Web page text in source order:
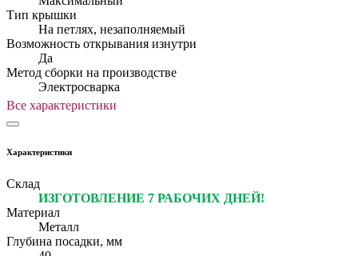
Тип крышки
На петлях, незаполняемый
Возможность открывания изнутри
Да
Метод сборки на производстве
Электросварка
Все характеристики
Характеристики
Склад
ИЗГОТОВЛЕНИЕ 7 РАБОЧИХ ДНЕЙ!
Материал
Металл
Глубина посадки, мм